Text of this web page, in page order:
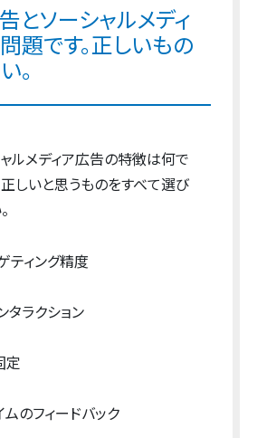
とソーシャルメディ
題です。正しいもの
。
ルメディア広告の特徴は何で
しいと思うものをすべて選び
ティング精度
タラクション
定
ムのフィードバック